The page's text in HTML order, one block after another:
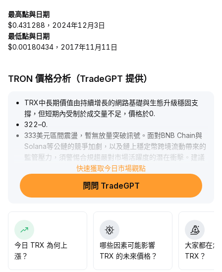
最高點與日期
$0.431288，2024年12月3日
最低點與日期
$0.00180434，2017年11月11日
TRON 價格分析（TradeGPT 提供）
TRX中長期價值由持續增長的網路基礎與生態升級穩固支
撐，但短期內受制於成交量不足，價格於0.
322–0.
333美元區間震盪，暫無放量突破訊號。面對BNB Chain與
Solana等公鏈的競爭加劇，以及鏈上穩定幣跨境流動帶來的
監管壓力，須警惕合規趨嚴對市場活躍度的潛在衝擊。建議
維持中性配置，關注政策動態與量能釋放，待突破0
34美元後再行加碼。
快速獲取今日市場觀點
問問 TradeGPT
今日 TRX 為何上
漲？
哪些因素可能影響
TRX 的未來價格？
大家都在怎
TRX？